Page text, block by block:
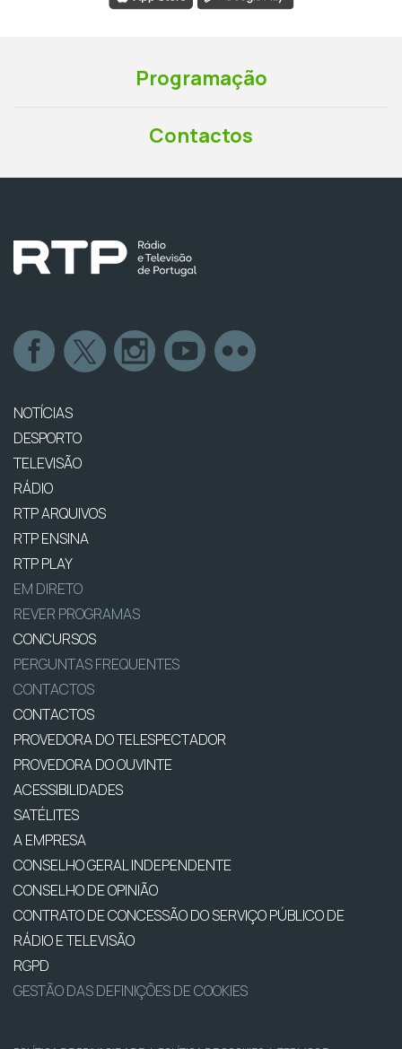
Programação
Contactos
NOTÍCIAS
DESPORTO
TELEVISÃO
RÁDIO
RTP ARQUIVOS
RTP ENSINA
RTP PLAY
EM DIRETO
REVER PROGRAMAS
CONCURSOS
PERGUNTAS FREQUENTES
CONTACTOS
CONTACTOS
PROVEDORA DO TELESPECTADOR
PROVEDORA DO OUVINTE
ACESSIBILIDADES
SATÉLITES
A EMPRESA
CONSELHO GERAL INDEPENDENTE
CONSELHO DE OPINIÃO
CONTRATO DE CONCESSÃO DO SERVIÇO PÚBLICO DE
RÁDIO E TELEVISÃO
RGPD
GESTÃO DAS DEFINIÇÕES DE COOKIES